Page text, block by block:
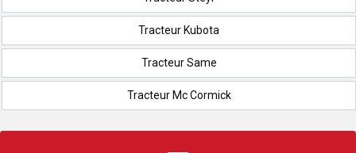
Tracteur Kubota
Tracteur Same
Tracteur Mc Cormick